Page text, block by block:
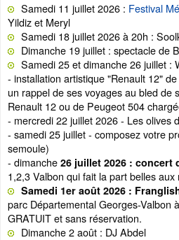
Samedi 11 juillet 2026 : Festival
Yildiz et Meryl
Samedi 18 juillet 2026 à 20h :
Dimanche 19 juillet : spectacle de
Samedi 25 et dimanche 26 juillet :
- installation artistique "Renault 12"
un rappel de ses voyages au bled de
Renault 12 ou de Peugeot 504
- mercredi 22 juillet 2026 - Les olives
- samedi 25 juillet - composez votre
semoule)
- dimanche 26 juillet 2026 : concert
1,2,3 Valbon qui fait la part belles
Samedi 1er août 2026 :
parc Départemental Georges-Valbon
GRATUIT et sans réservation.
Dimanche 2 août : DJ Abdel